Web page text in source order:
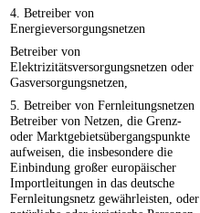
4. Betreiber von
Energieversorgungsnetzen
Betreiber von
Elektrizitätsversorgungsnetzen oder
Gasversorgungsnetzen,
5. Betreiber von Fernleitungsnetzen
Betreiber von Netzen, die Grenz-
oder Marktgebietsübergangspunkte
aufweisen, die insbesondere die
Einbindung großer europäischer
Importleitungen in das deutsche
Fernleitungsnetz gewährleisten, oder